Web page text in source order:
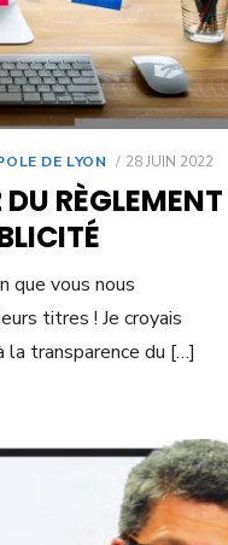
DE LYON 28 JUIN 2022
RÈGLEMENT
que vous nous
titres ! Je croyais
transparence du […]